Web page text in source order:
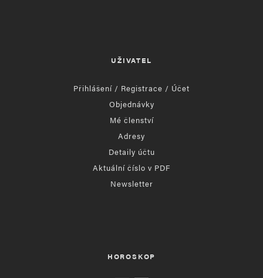
UŽIVATEL
Přihlášení / Registrace / Účet
Objednávky
Mé členství
Adresy
Detaily účtu
Aktuální číslo v PDF
Newsletter
HOROSKOP